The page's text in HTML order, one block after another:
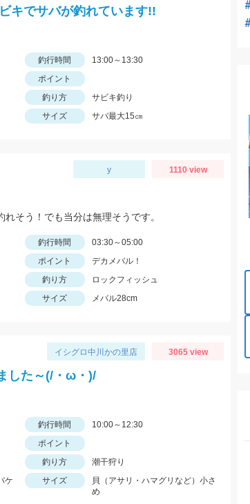
キでサバが釣れています!!
釣行時間
13:00～13:30
ポイント
釣り方
サビキ釣り
サイズ サバ最大15㎝
y 1110 view
そう！でも当分は無理そうです。
釣行時間
03:30～05:00
ポイント
デカメバル！
釣り方
ロックフィッシュ
サイズ メバル28cm
イシグロ中川かの里店 3065 view
した～(/・ω・)/
釣行時間
10:00～12:30
ポイント
釣り方
潮干狩り
ケ
サイズ
貝（アサリ・ハマグリなど）小さ
め